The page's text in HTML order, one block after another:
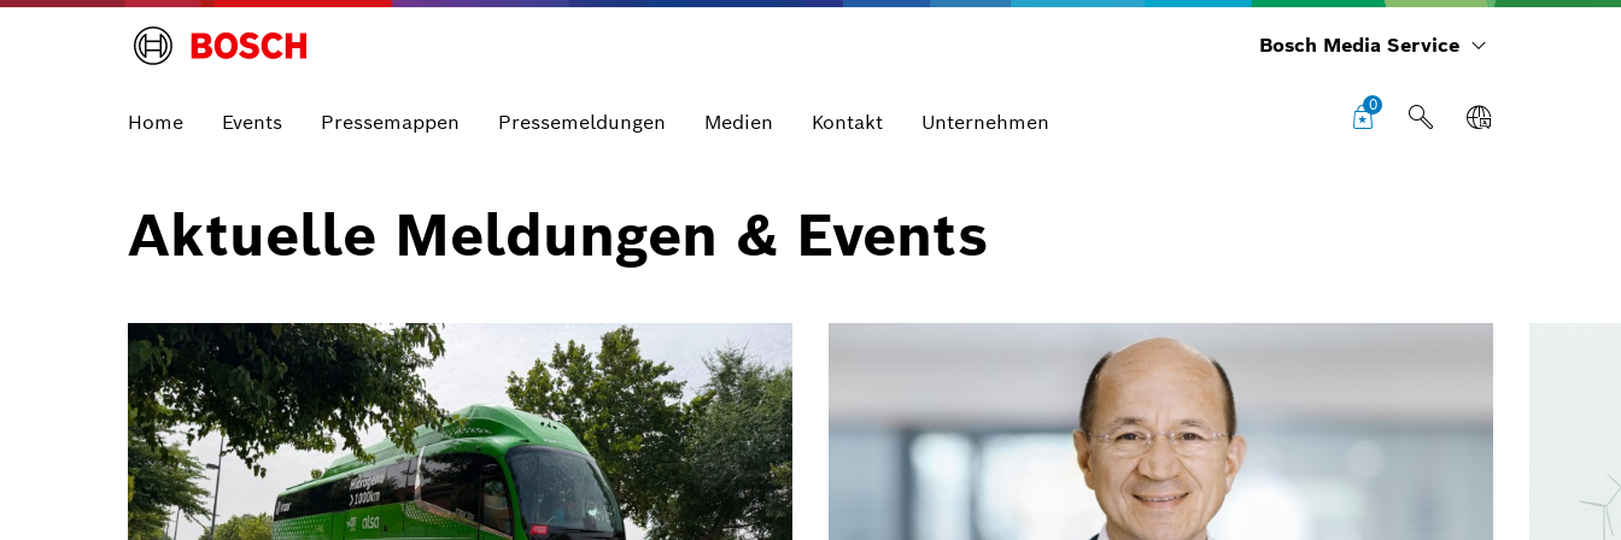
Bosch Media Service
Home Events Pressemappen Pressemeldungen Medien Kontakt Unternehmen
0
Aktuelle Meldungen & Events